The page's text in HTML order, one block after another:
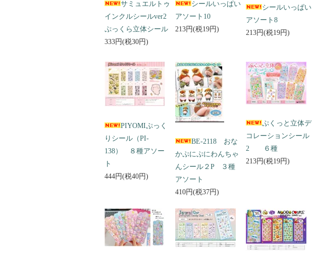
サミュエルトゥ
インクルシールver2
ぷっくら立体シール
333円(税30円)
シールいっぱい
アソート10
213円(税19円)
シールいっぱい
アソート8
213円(税19円)
PIYOMIぷっく
りシール（PI-
138） ８種アソー
ト
444円(税40円)
BE-2118 おな
かぷにぷにわんちゃ
んシール２P ３種
アソート
410円(税37円)
ぷくっと立体デ
コレーションシール
2 ６種
213円(税19円)